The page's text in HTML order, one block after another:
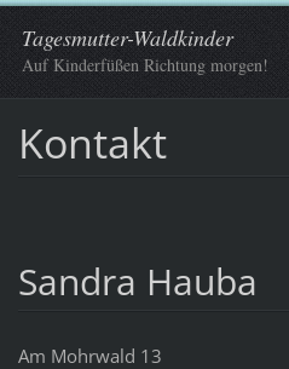
Tagesmutter-Waldkinder
Auf Kinderfüßen Richtung morgen!
Kontakt
Sandra Hauba
Am Mohrwald 13